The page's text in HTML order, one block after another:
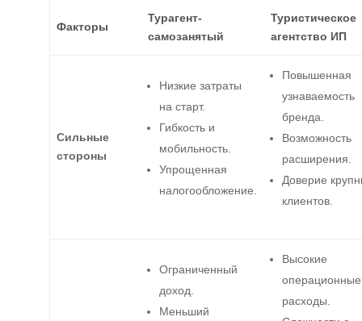
Факторы
Турагент-
самозанятый
Туристическое
агентство ИП
Сильные
стороны
Низкие затраты
на старт.
Гибкость и
мобильность.
Упрощенная
налогообложение.
Повышенная
узнаваемость
бренда.
Возможность
расширения.
Доверие
клиентов.
Ограниченный
доход.
Меньший
Высокие
операционные
расходы.